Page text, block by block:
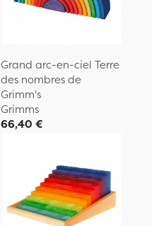
Grand arc-en-ciel Terre
des nombres de
Grimm's
Grimms
66,40 €